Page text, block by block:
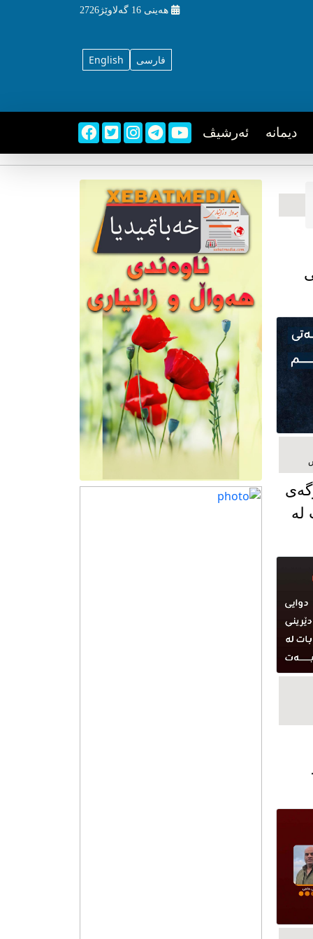
هه‌ینی 16 گه‌لاوێژ2726
English فارسی
دیمانه ئه‌رشیڤ
لە